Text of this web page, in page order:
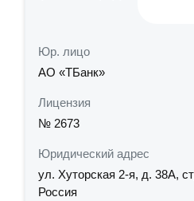
Юр. лицо
АО «ТБанк»
Лицензия
№ 2673
Юридический адрес
ул. Хуторская 2-я, д. 38А,
Россия